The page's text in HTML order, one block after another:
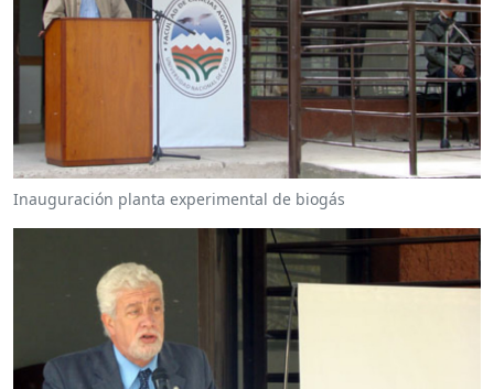
Inauguración planta experimental de biogás